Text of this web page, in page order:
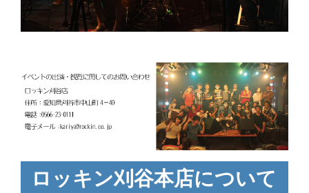
ロッキン刈谷本店について